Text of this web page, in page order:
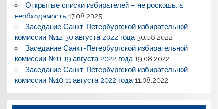
Открытые списки избирателей – не роскошь, а
необходимость 17.08.2025
Заседание Санкт-Петербургской избирательной
комиссии №12 30 августа 2022 года 30.08.2022
Заседание Санкт-Петербургской избирательной
комиссии №11 19 августа 2022 года 19.08.2022
Заседание Санкт-Петербургской избирательной
комиссии №10 11 августа 2022 года 11.08.2022